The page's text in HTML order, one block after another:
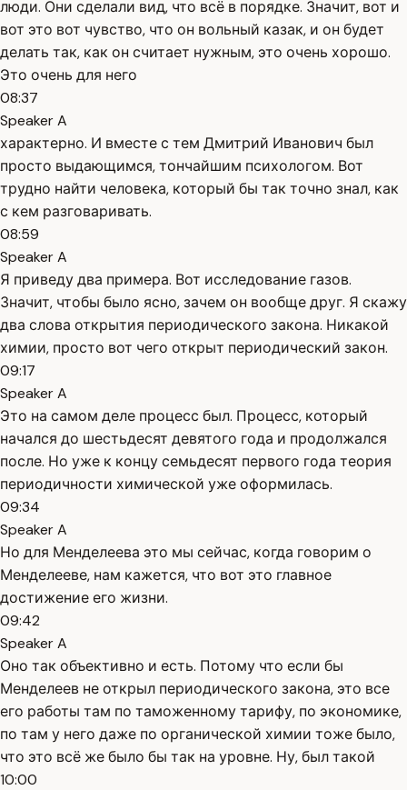
люди. Они сделали вид, что всё в порядке. Значит, вот и
вот это вот чувство, что он вольный казак, и он будет
делать так, как он считает нужным, это очень хорошо.
Это очень для него
08:37
Speaker A
характерно. И вместе с тем Дмитрий Иванович был
просто выдающимся, тончайшим психологом. Вот
трудно найти человека, который бы так точно знал, как
с кем разговаривать.
08:59
Speaker A
Я приведу два примера. Вот исследование газов.
Значит, чтобы было ясно, зачем он вообще друг. Я скажу
два слова открытия периодического закона. Никакой
химии, просто вот чего открыт периодический закон.
09:17
Speaker A
Это на самом деле процесс был. Процесс, который
начался до шестьдесят девятого года и продолжался
после. Но уже к концу семьдесят первого года теория
периодичности химической уже оформилась.
09:34
Speaker A
Но для Менделеева это мы сейчас, когда говорим о
Менделееве, нам кажется, что вот это главное
достижение его жизни.
09:42
Speaker A
Оно так объективно и есть. Потому что если бы
Менделеев не открыл периодического закона, это все
его работы там по таможенному тарифу, по экономике,
по там у него даже по органической химии тоже было,
что это всё же было бы так на уровне. Ну, был такой
10:00